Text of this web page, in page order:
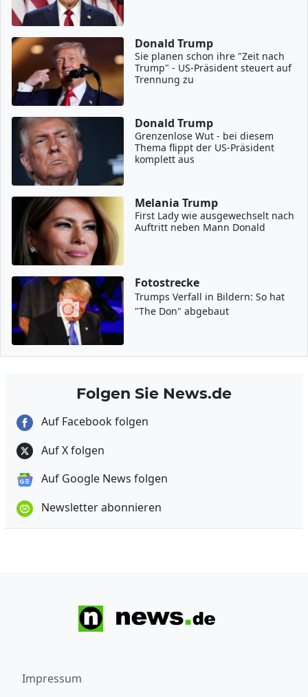
Donald Trump
Sie planen schon ihre "Zeit nach
Trump" - US-Präsident steuert auf
Trennung zu
Donald Trump
Grenzenlose Wut - bei diesem
Thema flippt der US-Präsident
komplett aus
Melania Trump
First Lady wie ausgewechselt nach
Auftritt neben Mann Donald
Fotostrecke
Trumps Verfall in Bildern: So hat
"The Don" abgebaut
Folgen Sie News.de
Auf Facebook folgen
Auf X folgen
Auf Google News folgen
Newsletter abonnieren
Impressum